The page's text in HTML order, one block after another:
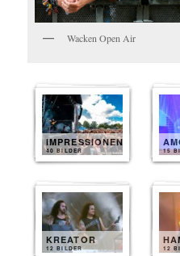
Wacken Open Air
IMPRESSIONEN
40 BILDER 15
KREATOR
12 BILDER 12